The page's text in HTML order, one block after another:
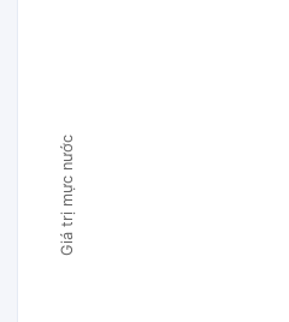
Giá trị mực nước